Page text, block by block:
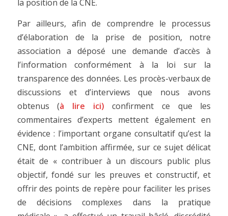
la position de la CNE.
Par ailleurs, afin de comprendre le processus
d’élaboration de la prise de position, notre
association a déposé une demande d’accès à
l’information conformément à la loi sur la
transparence des données. Les procès-verbaux de
discussions et d’interviews que nous avons
obtenus (à lire ici) confirment ce que les
commentaires d’experts mettent également en
évidence : l’important organe consultatif qu’est la
CNE, dont l’ambition affirmée, sur ce sujet délicat
était de « contribuer à un discours public plus
objectif, fondé sur les preuves et constructif, et
offrir des points de repère pour faciliter les prises
de décisions complexes dans la pratique